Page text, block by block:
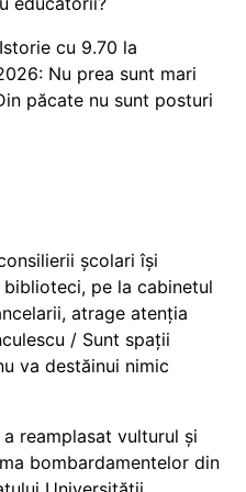
cu 9.70 la
Nu prea sunt mari
păcate nu sunt posturi
școlari își
pe la cabinetul
atrage atenția
/ Sunt spații
va destăinui nimic
reamplasat vulturul și
bombardamentelor din